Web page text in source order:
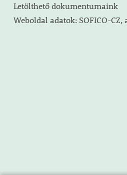
Letölthető dokumentumaink
Weboldal adatok: SOFICO-CZ,